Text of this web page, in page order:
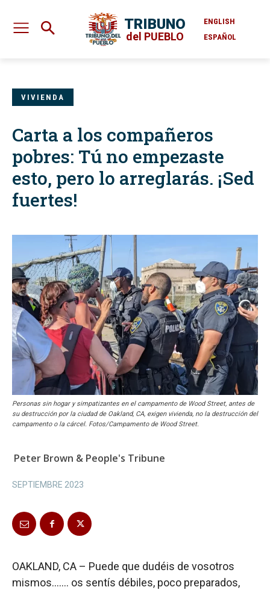
TRIBUNO
del PUEBLO
ENGLISH
ESPAÑOL
VIVIENDA
Carta a los compañeros
pobres: Tú no empezaste
esto, pero lo arreglarás. ¡Sed
fuertes!
Personas sin hogar y simpatizantes en el campamento de Wood Street, antes de
su destrucción por la ciudad de Oakland, CA, exigen vivienda, no la destrucción del
campamento o la cárcel. Fotos/Campamento de Wood Street.
Peter Brown & People's Tribune
SEPTIEMBRE 2023
OAKLAND, CA – Puede que dudéis de vosotros
mismos……. os sentís débiles, poco preparados,